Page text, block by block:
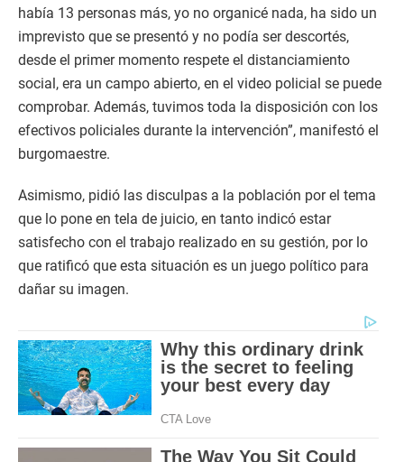
había 13 personas más, yo no organicé nada, ha sido un
imprevisto que se presentó y no podía ser descortés,
desde el primer momento respete el distanciamiento
social, era un campo abierto, en el video policial se puede
comprobar. Además, tuvimos toda la disposición con los
efectivos policiales durante la intervención”, manifestó el
burgomaestre.
Asimismo, pidió las disculpas a la población por el tema
que lo pone en tela de juicio, en tanto indicó estar
satisfecho con el trabajo realizado en su gestión, por lo
que ratificó que esta situación es un juego político para
dañar su imagen.